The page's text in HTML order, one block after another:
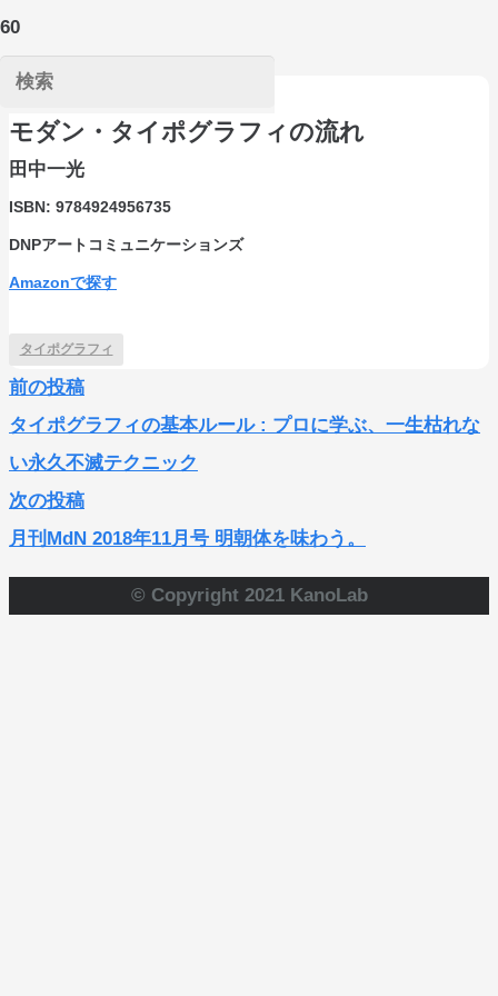
モダン・タイポグラフィの流れ
田中一光
ISBN: 9784924956735
DNPアートコミュニケーションズ
Amazonで探す
タイポグラフィ
前の投稿
タイポグラフィの基本ルール : プロに学ぶ、一生枯れな
い永久不滅テクニック
次の投稿
月刊MdN 2018年11月号 明朝体を味わう。
© Copyright 2021 KanoLab